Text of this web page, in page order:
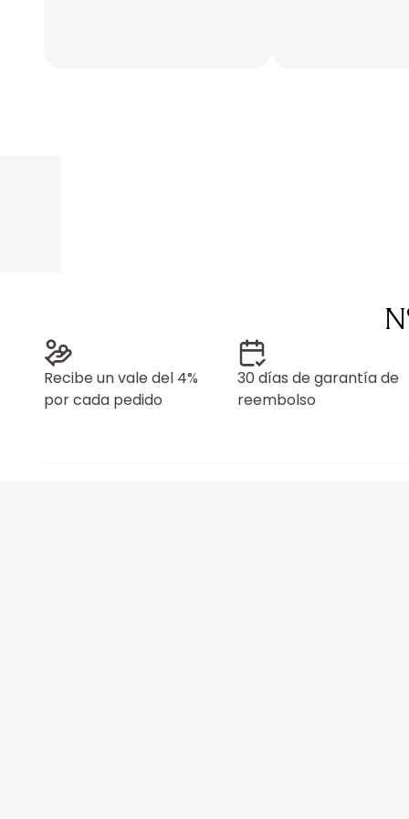
Recibe un vale del 4%
por cada pedido
30 días de garantía de
reembolso